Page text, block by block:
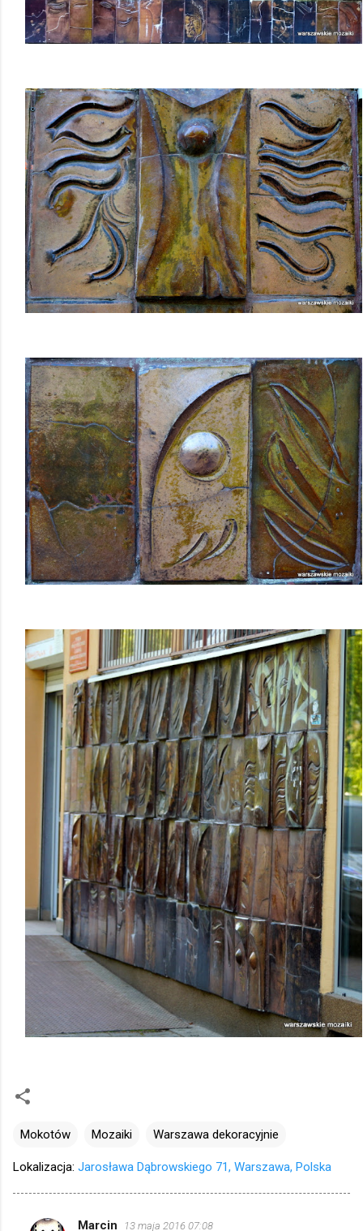
Mokotów Mozaiki Warszawa dekoracyjnie
Lokalizacja: Jarosława Dąbrowskiego 71, Warszawa, Polska
Marcin 13 maja 2016 07:08